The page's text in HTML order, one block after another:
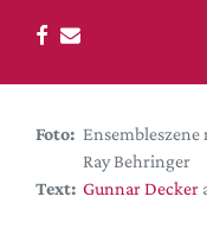
DdB-map
Premierensuche
Festival-Planer
Foto:
Ray Behringer
Text: Gunnar Decker